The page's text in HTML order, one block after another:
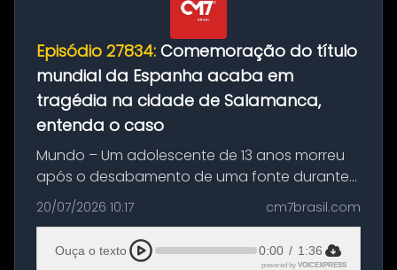
Episódio 27834: Comemoração do título
mundial da Espanha acaba em
tragédia na cidade de Salamanca,
entenda o caso
Mundo – Um adolescente de 13 anos morreu
após o desabamento de uma fonte durante
as comemorações pelo título da Copa do
Mundo conquistado pela Espanha, em
Ciudad Rodrigo, na província de Salamanca,
no...
20/07/2026 10:17 cm7brasil.com
Ouça o texto 0:00 / 1:36
powered by VOICEXPRESS